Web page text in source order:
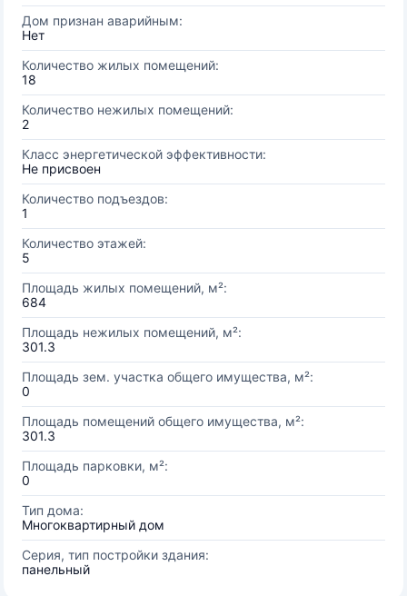
Дом признан аварийным:
Нет
Количество жилых помещений:
18
Количество нежилых помещений:
2
Класс энергетической эффективности:
Не присвоен
Количество подъездов:
1
Количество этажей:
5
Площадь жилых помещений, м²:
684
Площадь нежилых помещений, м²:
301.3
Площадь зем. участка общего имущества, м²:
0
Площадь помещений общего имущества, м²:
301.3
Площадь парковки, м²:
0
Тип дома:
Многоквартирный дом
Серия, тип постройки здания:
панельный